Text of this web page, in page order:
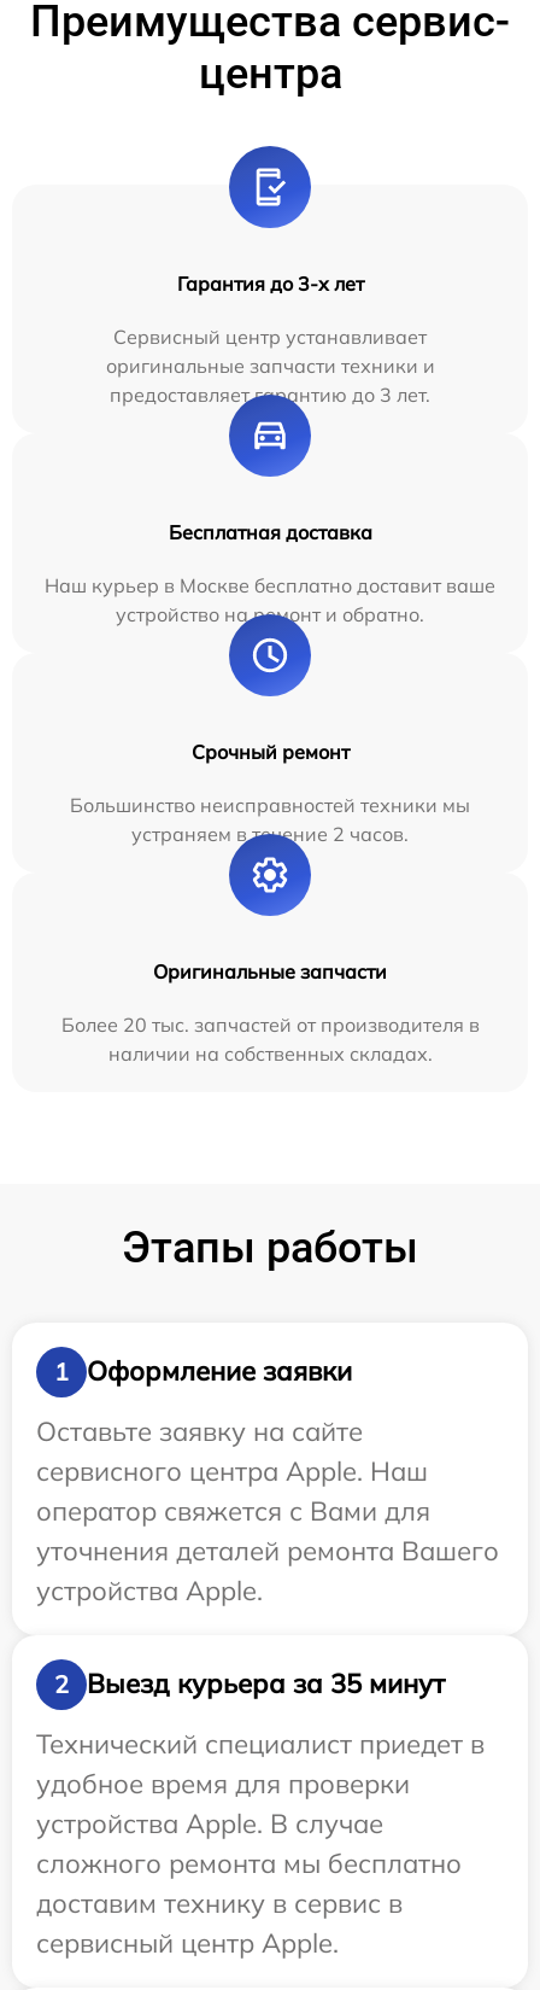
Преимущества сервис-
центра
Гарантия до 3-х лет
Сервисный центр устанавливает
оригинальные запчасти техники и
предоставляет гарантию до 3 лет.
Бесплатная доставка
Наш курьер в Москве бесплатно доставит ваше
устройство на ремонт и обратно.
Срочный ремонт
Большинство неисправностей техники мы
устраняем в течение 2 часов.
Оригинальные запчасти
Более 20 тыс. запчастей от производителя в
наличии на собственных складах.
Этапы работы
1
Оформление заявки
Оставьте заявку на сайте
сервисного центра Apple. Наш
оператор свяжется с Вами для
уточнения деталей ремонта Вашего
устройства Apple.
2
Выезд курьера за 35 минут
Технический специалист приедет в
удобное время для проверки
устройства Apple. В случае
сложного ремонта мы бесплатно
доставим технику в сервис в
сервисный центр Apple.